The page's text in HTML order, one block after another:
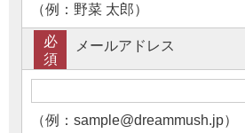
（例：野菜 太郎）
メールアドレス
必
須
（例：sample@dreammush.jp）